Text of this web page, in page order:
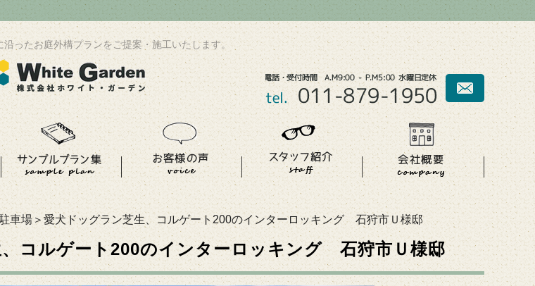
ったお庭外構プランをご提案・施工いたします。
車場 ＞愛犬ドッグラン芝生、コルゲート200のインターロッキング 石狩市Ｕ様邸
コルゲート200のインターロッキング 石狩市Ｕ様邸